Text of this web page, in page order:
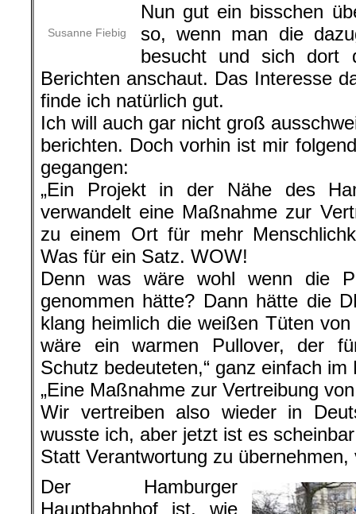
Susanne Fiebig
Nun gut ein bisschen
so, wenn man die
besucht und sich dort
Berichten anschaut. Das Interesse
finde ich natürlich gut.
Ich will auch gar nicht groß
berichten. Doch vorhin ist mir
gegangen:
„Ein Projekt in der Nähe des
verwandelt eine Maßnahme zur
zu einem Ort für mehr
Was für ein Satz. WOW!
Denn was wäre wohl wenn die
genommen hätte? Dann hätte die
klang heimlich die weißen Tüten
wäre ein warmen Pullover, der
Schutz bedeuteten,“ ganz einfach im
„Eine Maßnahme zur Vertreibung
Wir vertreiben also wieder in
wusste ich, aber jetzt ist es
Statt Verantwortung zu
Der Hamburger
Hauptbahnhof ist, wie